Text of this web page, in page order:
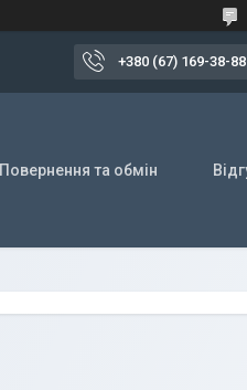
+380 (67) 169-38-88
Повернення та обмін